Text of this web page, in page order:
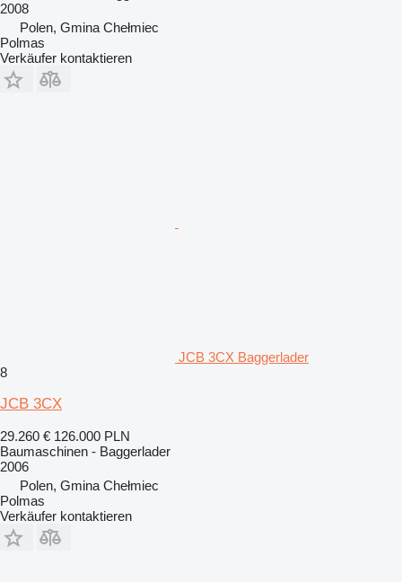
2008
Polen, Gmina Chełmiec
Polmas
Verkäufer kontaktieren
JCB 3CX Baggerlader
8
JCB 3CX
29.260 € 126.000 PLN
Baumaschinen - Baggerlader
2006
Polen, Gmina Chełmiec
Polmas
Verkäufer kontaktieren